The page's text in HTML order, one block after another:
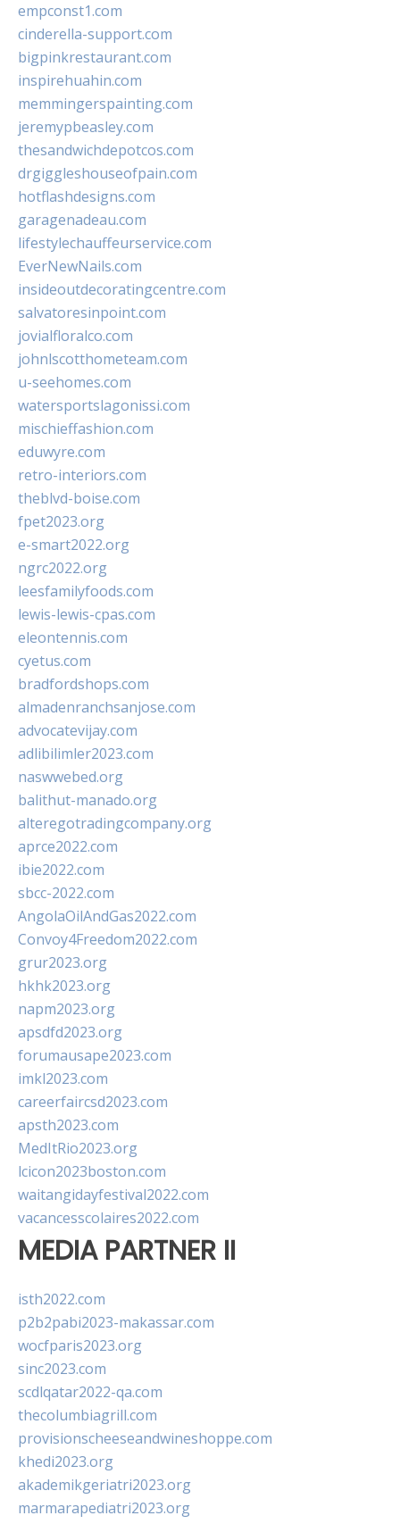
empconst1.com
cinderella-support.com
bigpinkrestaurant.com
inspirehuahin.com
memmingerspainting.com
jeremypbeasley.com
thesandwichdepotcos.com
drgiggleshouseofpain.com
hotflashdesigns.com
garagenadeau.com
lifestylechauffeurservice.com
EverNewNails.com
insideoutdecoratingcentre.com
salvatoresinpoint.com
jovialfloralco.com
johnlscotthometeam.com
u-seehomes.com
watersportslagonissi.com
mischieffashion.com
eduwyre.com
retro-interiors.com
theblvd-boise.com
fpet2023.org
e-smart2022.org
ngrc2022.org
leesfamilyfoods.com
lewis-lewis-cpas.com
eleontennis.com
cyetus.com
bradfordshops.com
almadenranchsanjose.com
advocatevijay.com
adlibilimler2023.com
naswwebed.org
balithut-manado.org
alteregotradingcompany.org
aprce2022.com
ibie2022.com
sbcc-2022.com
AngolaOilAndGas2022.com
Convoy4Freedom2022.com
grur2023.org
hkhk2023.org
napm2023.org
apsdfd2023.org
forumausape2023.com
imkl2023.com
careerfaircsd2023.com
apsth2023.com
MedItRio2023.org
lcicon2023boston.com
waitangidayfestival2022.com
vacancesscolaires2022.com
MEDIA PARTNER II
isth2022.com
p2b2pabi2023-makassar.com
wocfparis2023.org
sinc2023.com
scdlqatar2022-qa.com
thecolumbiagrill.com
provisionscheeseandwineshoppe.com
khedi2023.org
akademikgeriatri2023.org
marmarapediatri2023.org